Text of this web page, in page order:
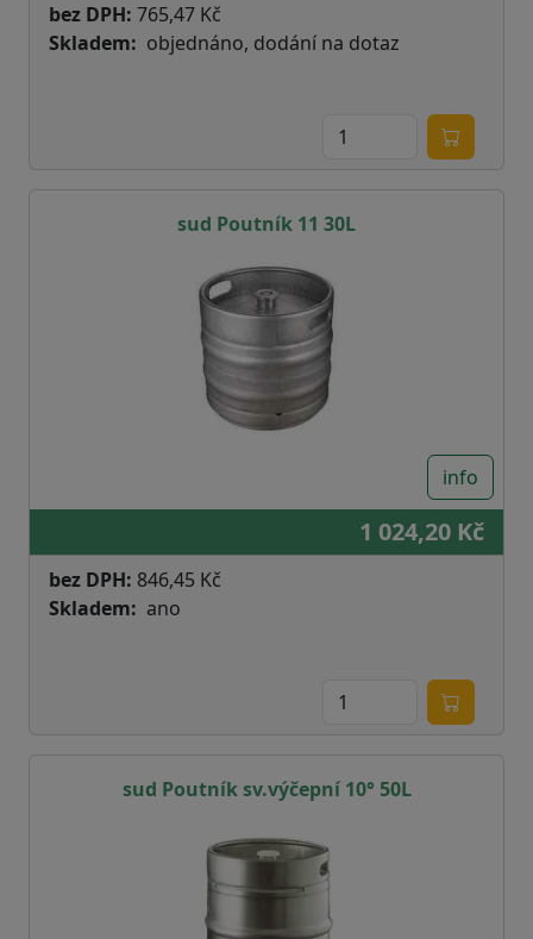
bez DPH: 765,47 Kč
Skladem
objednáno, dodání na dotaz
sud Poutník 11 30L
info
1 024,20 Kč
bez DPH: 846,45 Kč
Skladem
ano
sud Poutník sv.výčepní 10° 50L